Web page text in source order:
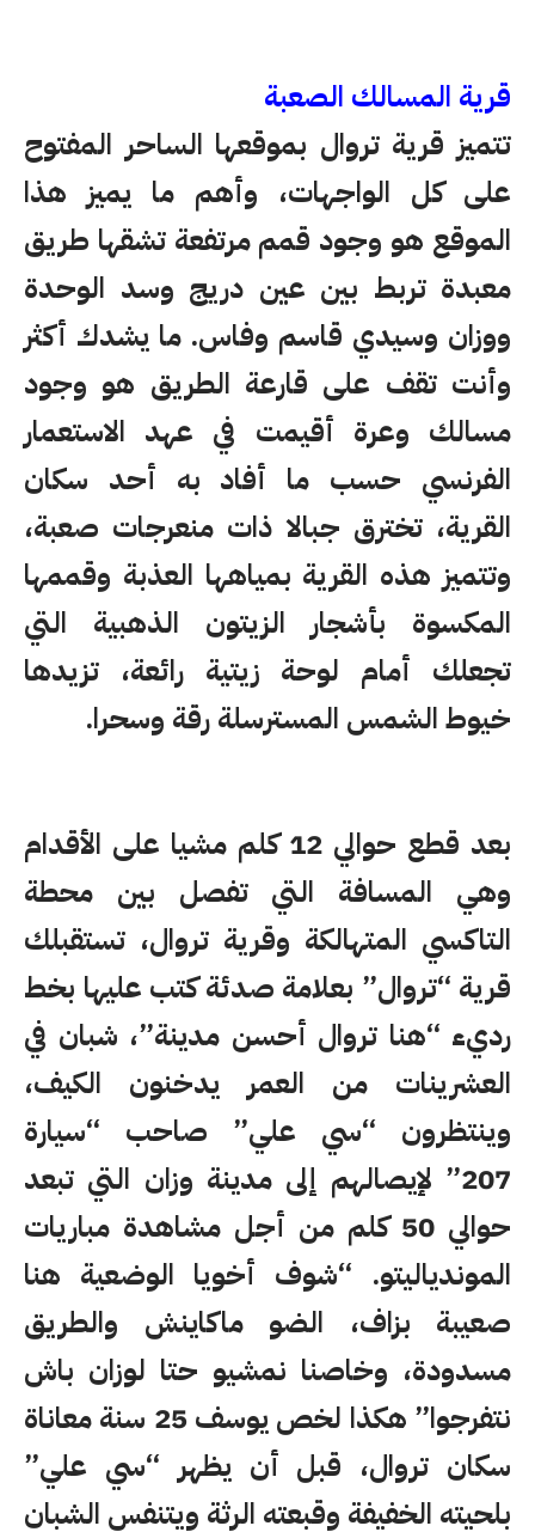
قرية المسالك الصعبة
تتميز قرية تروال بموقعها الساحر المفتوح
على كل الواجهات، وأهم ما يميز هذا
الموقع هو وجود قمم مرتفعة تشقها طريق
معبدة تربط بين عين دريج وسد الوحدة
ووزان وسيدي قاسم وفاس. ما يشدك أكثر
وأنت تقف على قارعة الطريق هو وجود
مسالك وعرة أقيمت في عهد الاستعمار
الفرنسي حسب ما أفاد به أحد سكان
القرية، تخترق جبالا ذات منعرجات صعبة،
وتتميز هذه القرية بمياهها العذبة وقممها
المكسوة بأشجار الزيتون الذهبية التي
تجعلك أمام لوحة زيتية رائعة، تزيدها
خيوط الشمس المسترسلة رقة وسحرا.
بعد قطع حوالي 12 كلم مشيا على الأقدام
وهي المسافة التي تفصل بين محطة
التاكسي المتهالكة وقرية تروال، تستقبلك
قرية “تروال” بعلامة صدئة كتب عليها بخط
رديء “هنا تروال أحسن مدينة”، شبان في
العشرينات من العمر يدخنون الكيف،
وينتظرون “سي علي” صاحب “سيارة
207” لإيصالهم إلى مدينة وزان التي تبعد
حوالي 50 كلم من أجل مشاهدة مباريات
الموندياليتو. “شوف أخويا الوضعية هنا
صعيبة بزاف، الضو ماكاينش والطريق
مسدودة، وخاصنا نمشيو حتا لوزان باش
نتفرجوا” هكذا لخص يوسف 25 سنة معاناة
سكان تروال، قبل أن يظهر “سي علي”
بلحيته الخفيفة وقبعته الرثة ويتنفس الشبان